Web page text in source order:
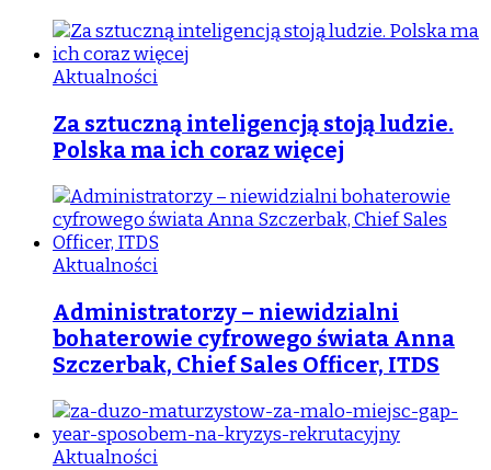
Aktualności
Za sztuczną inteligencją stoją ludzie.
Polska ma ich coraz więcej
Aktualności
Administratorzy – niewidzialni
bohaterowie cyfrowego świata Anna
Szczerbak, Chief Sales Officer, ITDS
Aktualności